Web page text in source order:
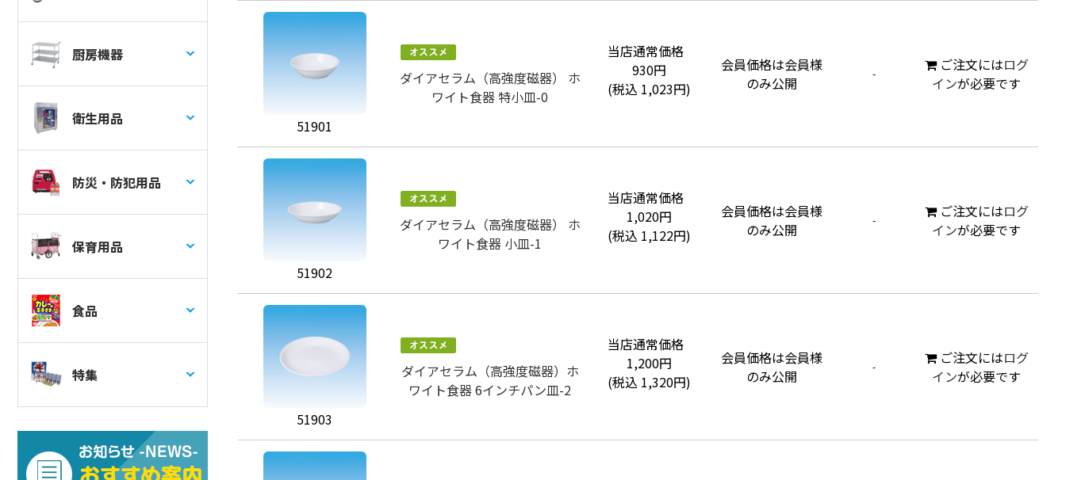
厨房機器
衛生用品
防災・防犯用品
保育用品
食品
特集
51901
ダイアセラム（高強度磁器） ホ
ワイト食器 特小皿-0
当店通常価格
930円
(税込 1,023円)
会員価格は会員様
のみ公開
- ご注文にはログ
インが必要です
51902
ダイアセラム（高強度磁器） ホ
ワイト食器 小皿-1
当店通常価格
1,020円
(税込 1,122円)
会員価格は会員様
のみ公開
- ご注文にはログ
インが必要です
51903
ダイアセラム（高強度磁器）ホ
ワイト食器 6インチパン皿-2
当店通常価格
1,200円
(税込 1,320円)
会員価格は会員様
のみ公開
- ご注文にはログ
インが必要です